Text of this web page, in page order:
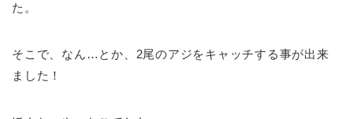
た。
そこで、なん…とか、2尾のアジをキャッチする事が出来
ました！